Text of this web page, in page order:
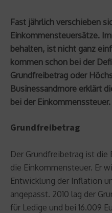
Fast jährlich verschieben
Einkommensteuersätze.
behalten, ist nicht ganz
kommen schon bei der
Grundfreibetrag oder
Businessandmore erklärt
bei der Einkommenssteuer.
Grundfreibetrag
Der Grundfreibetrag ist
die Einkommensteuer. Er
Entwicklung der Inflation
angepasst. 2010 lag der
für Ledige und bei 16.009